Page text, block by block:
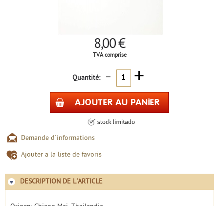
8,00 €
TVA comprise
Quantité: - +
Demande d´informations
Ajouter a la liste de favoris
DESCRIPTION DE L'ARTICLE